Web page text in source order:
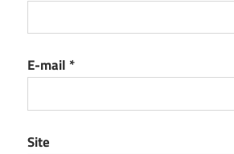
E-mail *
Site